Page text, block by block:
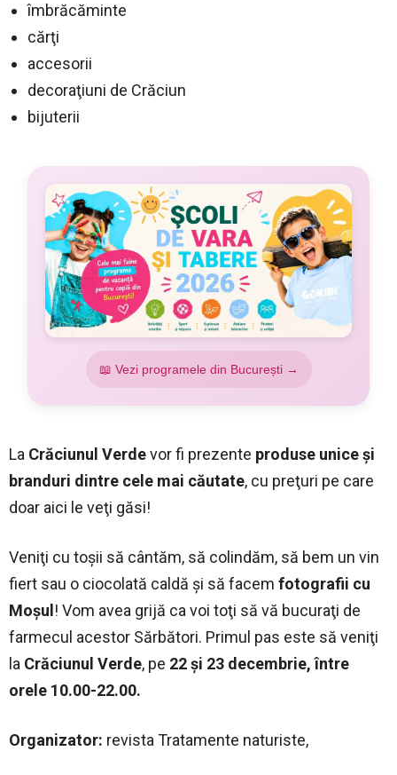
îmbrăcăminte
cărţi
accesorii
decoraţiuni de Crăciun
bijuterii
📖 Vezi programele din București →
La Crăciunul Verdevor fi prezente produse unice şi
branduri dintre cele mai căutate, cu preţuri pe care
doar aici le veţi găsi!
Veniţi cu toşii să cântăm, să colindăm, să bem un vin
fiert sau o ciocolată caldă şi să facem fotografii cu
Moşul! Vom avea grijă ca voi toţi să vă bucuraţi de
farmecul acestor Sărbători. Primul pas este să veniţi
la Crăciunul Verde, pe 22 şi 23 decembrie, între
orele 10.00-22.00.
Organizator: revista Tratamente naturiste,